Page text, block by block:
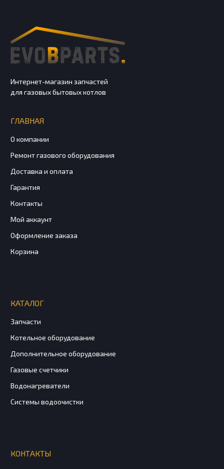
Интернет-магазин запчастей
для газовых бытовых котлов
ГЛАВНАЯ
О компании
Ремонт газового оборудования
Доставка и оплата
Гарантия
Контакты
Мой аккаунт
Оформление заказа
Корзина
КАТАЛОГ
Запчасти
Котельное оборудование
Дополнительное оборудование
Газовые счетчики
Водонагреватели
Системы водоочистки
КОНТАКТЫ